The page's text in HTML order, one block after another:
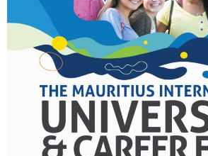
Carrières de
Maurice 09-11
2024